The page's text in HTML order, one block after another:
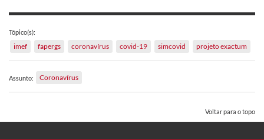
Tópico(s):
imef fapergs coronavírus covid-19 simcovid projeto exactum
Assunto: Coronavírus
Voltar para o topo